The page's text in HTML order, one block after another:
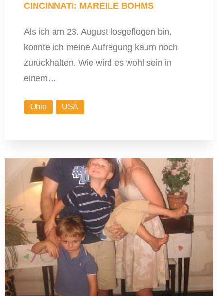
CINCINNATI: MAREILE BOHMS
Als ich am 23. August losgeflogen bin,
konnte ich meine Aufregung kaum noch
zurückhalten. Wie wird es wohl sein in
einem…
Ohio USA